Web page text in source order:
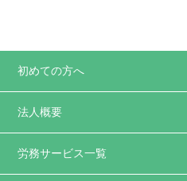
初めての方へ
法人概要
労務サービス一覧